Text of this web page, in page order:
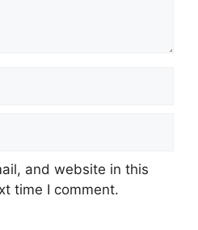
and website in this
time I comment.